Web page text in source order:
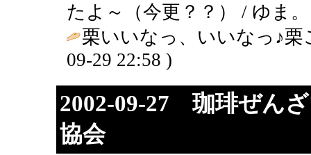
たよ～（今更？？） / ゆま
栗いいなっ、いいなっ♪
09-29 22:58 )
2002-09-27 珈琲ぜん
協会